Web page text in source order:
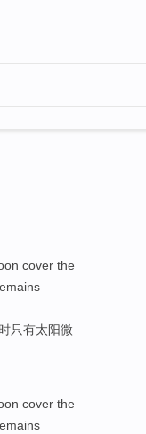
cover the
只有太阳微
cover the